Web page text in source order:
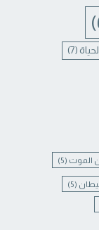
الحياة (7)
الموت (5)
(5)